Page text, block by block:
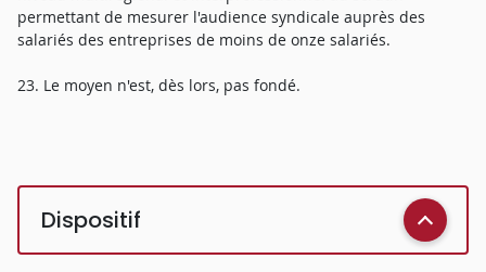
permettant de mesurer l'audience syndicale auprès des
salariés des entreprises de moins de onze salariés.
23. Le moyen n'est, dès lors, pas fondé.
Dispositif